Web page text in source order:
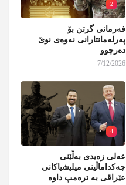
2
فەرمانی گرتن بۆ
پەرلەمانتارانی نەوەی نوێ
دەرچوو
7/12/2026
4
عەلی زەیدی بەڵێنی
چەکداماڵینی میلیشیاکانی
عێراقی بە ترەمپ داوە